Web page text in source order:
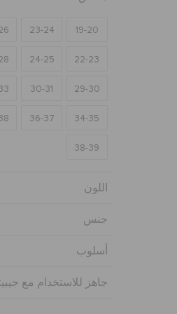
19-20
23-24
22-23
24-25
29-30
30-31
34-35
36-37
38-39
اللون
جنس
أسلوب
جاهز للاستخدام مع